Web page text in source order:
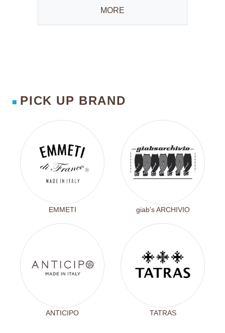
MORE
■ PICK UP BRAND
EMMETI giab's ARCHIVIO
ANTICIPO TATRAS